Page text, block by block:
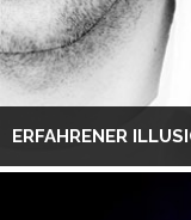
ERFAHRENER